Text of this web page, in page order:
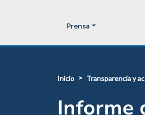
Prensa
inicio transparencia y
Informe